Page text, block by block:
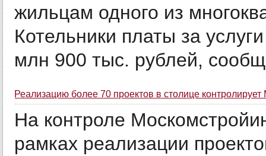
жильцам одного из
Котельники платы за
млн 900 тыс. рублей,
Реализацию более 70 проектов в столице
На контроле
рамках реализации